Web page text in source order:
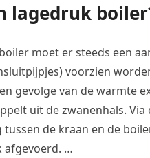
lagedruk
moet er steeds een
voorzien
gevolge van de warmte
uit de zwanenhals. Via
tussen de kraan en de
afgevoerd. …